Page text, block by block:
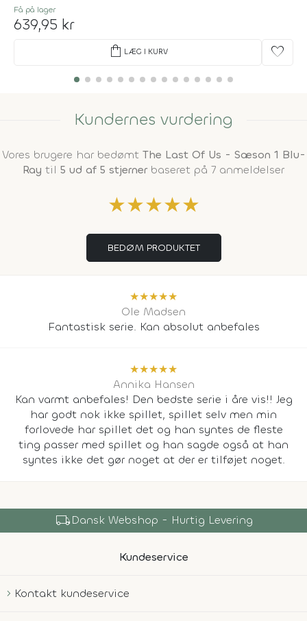
Få på lager
639,95 kr
shopping_bag LÆG I KURV favorite
Kundernes vurdering
Vores brugere har bedømt The Last Of Us - Sæson 1 Blu-
Ray til 5 ud af 5 stjernerbaseret på 7 anmeldelser
★★★★★
BEDØM PRODUKTET
★★★★★
Ole Madsen
Fantastisk serie. Kan absolut anbefales
★★★★★
Annika Hansen
Kan varmt anbefales! Den bedste serie i åre vis!! Jeg
har godt nok ikke spillet, spillet selv men min
forlovede har spillet det og han syntes de fleste
ting passer med spillet og han sagde også at han
syntes ikke det gør noget at der er tilføjet noget.
local_shippingDansk Webshop - Hurtig Levering
Kundeservice
Kontakt kundeservice